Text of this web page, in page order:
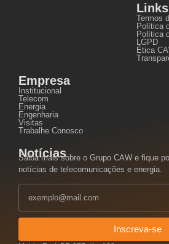
Links
Termos
Política
Política
LGPD
Ética
Empresa
Institucional
Telecom
Energia
Engenharia
Visitas
Trabalhe Conosco
Notícias
Saiba mais sobre o Grupo CAW e fique
notícias de telecomunicações e energia.
Inscreva-se